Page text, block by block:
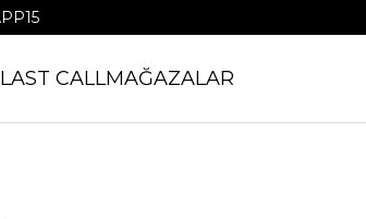
LAST CALLMAĞAZALAR